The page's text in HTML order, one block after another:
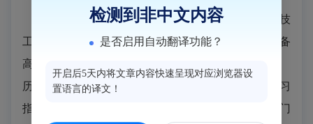
（四）取得高级中学教师资格和中等专业学校、技
工学校、职业高中文化课、专业课教师资格，应当具备
高等师范院校本科或者其他大学本科毕业及其以上学
历；取得中等专业学校、技工学校和职业高中学生实习
指导教师资格应当具备的学历，由国务院教育行政部门
检测到非中文内容
是否启用自动翻译功能？
开启后5天内将文章内容快速呈现对应浏览器设
置语言的译文！